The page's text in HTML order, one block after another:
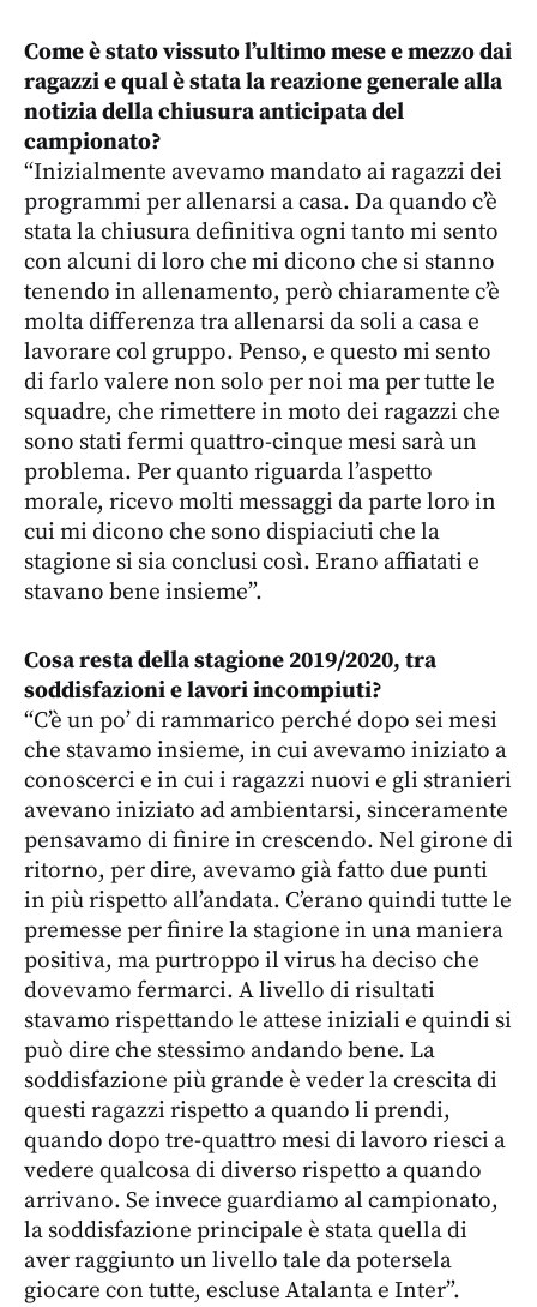
Come è stato vissuto l’ultimo mese e mezzo dai
ragazzi e qual è stata la reazione generale alla
notizia della chiusura anticipata del
campionato?
“Inizialmente avevamo mandato ai ragazzi dei
programmi per allenarsi a casa. Da quando c’è
stata la chiusura definitiva ogni tanto mi sento
con alcuni di loro che mi dicono che si stanno
tenendo in allenamento, però chiaramente c’è
molta differenza tra allenarsi da soli a casa e
lavorare col gruppo. Penso, e questo mi sento
di farlo valere non solo per noi ma per tutte le
squadre, che rimettere in moto dei ragazzi che
sono stati fermi quattro-cinque mesi sarà un
problema. Per quanto riguarda l’aspetto
morale, ricevo molti messaggi da parte loro in
cui mi dicono che sono dispiaciuti che la
stagione si sia conclusi così. Erano affiatati e
stavano bene insieme”.
Cosa resta della stagione 2019/2020, tra
soddisfazioni e lavori incompiuti?
“C’è un po’ di rammarico perché dopo sei mesi
che stavamo insieme, in cui avevamo iniziato a
conoscerci e in cui i ragazzi nuovi e gli stranieri
avevano iniziato ad ambientarsi, sinceramente
pensavamo di finire in crescendo. Nel girone di
ritorno, per dire, avevamo già fatto due punti
in più rispetto all’andata. C’erano quindi tutte le
premesse per finire la stagione in una maniera
positiva, ma purtroppo il virus ha deciso che
dovevamo fermarci. A livello di risultati
stavamo rispettando le attese iniziali e quindi si
può dire che stessimo andando bene. La
soddisfazione più grande è veder la crescita di
questi ragazzi rispetto a quando li prendi,
quando dopo tre-quattro mesi di lavoro riesci a
vedere qualcosa di diverso rispetto a quando
arrivano. Se invece guardiamo al campionato,
la soddisfazione principale è stata quella di
aver raggiunto un livello tale da potersela
giocare con tutte, escluse Atalanta e Inter”.